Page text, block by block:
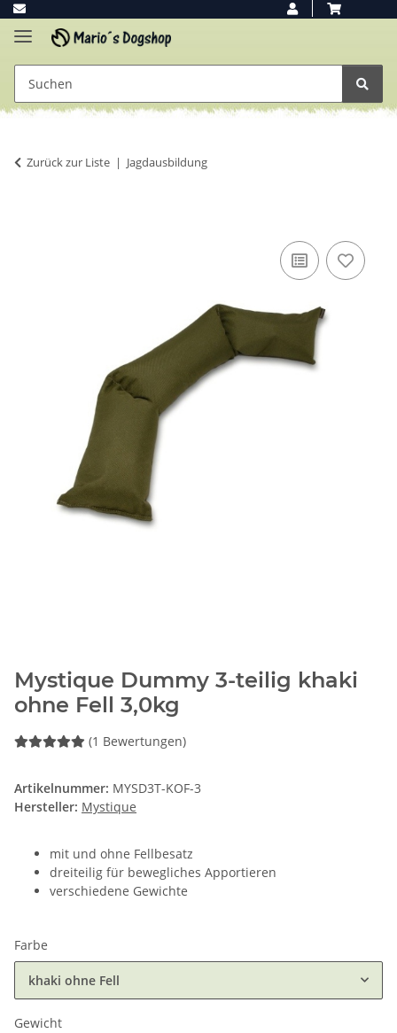
Zurück zur Liste Jagdausbildung
Mystique Dummy 3-teilig khaki
ohne Fell 3,0kg
(1 Bewertungen)
Artikelnummer: MYSD3T-KOF-3
Hersteller: Mystique
mit und ohne Fellbesatz
dreiteilig für bewegliches Apportieren
verschiedene Gewichte
Farbe
khaki ohne Fell
Gewicht